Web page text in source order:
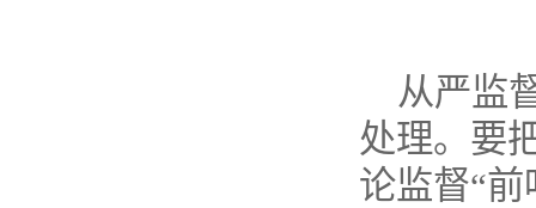
从严监
处理。要
论监督“